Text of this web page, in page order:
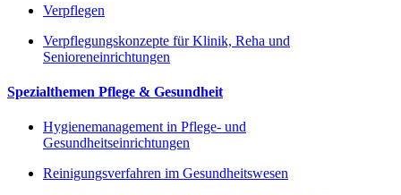
Verpflegen
Verpflegungskonzepte für Klinik, Reha und
Senioreneinrichtungen
Spezialthemen Pflege & Gesundheit
Hygienemanagement in Pflege- und
Gesundheitseinrichtungen
Reinigungsverfahren im Gesundheitswesen